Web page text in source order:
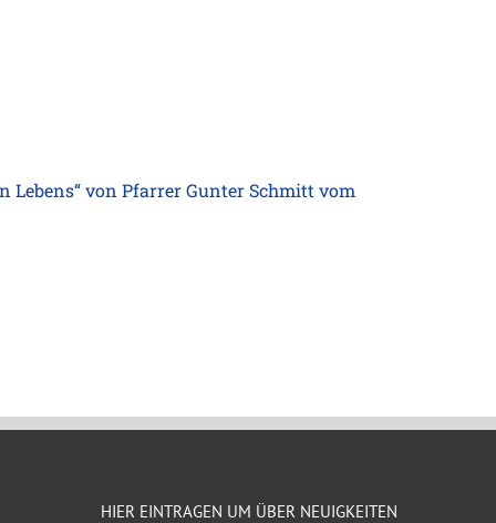
von Pfarrer Gunter Schmitt vom
HIER EINTRAGEN UM ÜBER NEUIGKEITEN